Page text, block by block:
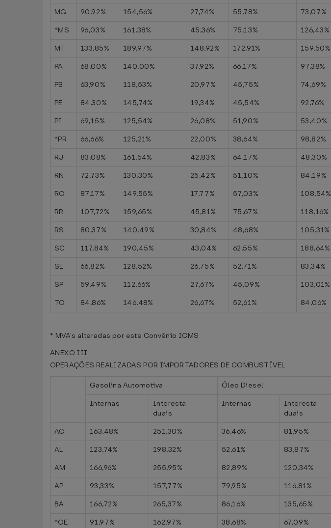
MG
90,92% 154,56% 27,74% 55,78% 73,07%
*MS
96,03% 161,38% 45,36% 75,13% 126,43%
MT
133,85% 189,97% 148,92% 172,91% 159,50%
PA
68,00% 140,00% 37,92% 66,17% 97,38%
PB
63,90% 118,53% 20,97% 45,75% 74,69%
PE
84,30% 145,74% 19,34% 45,54% 92,76%
PI
69,15% 125,54% 26,08% 51,90% 53,40%
*PR
66,66% 125,21% 22,00% 38,64% 98,82%
RJ
83,08% 161,54% 42,83% 64,17% 48,30%
RN
72,73% 130,30% 25,42% 51,10% 84,19%
RO
87,17% 149,55% 17,77% 57,03% 108,54%
RR
107,72% 159,65% 45,81% 75,67% 118,16%
RS
80,37% 140,49% 30,84% 48,68% 105,31%
SC
117,84% 190,45% 43,04% 62,55% 188,64%
SE
66,82% 128,52% 26,75% 52,71% 83,34%
SP
59,49% 112,66% 27,67% 45,09% 103,01%
TO
84,86% 146,48% 26,67% 52,61% 84,06%
* MVA's alteradas por este Convênio ICMS
ANEXO III
OPERAÇÕES REALIZADAS POR IMPORTADORES DE COMBUSTÍVEL
Gasolina Automotiva Óleo Diesel
Internas
Interesta
duais
Internas
Interesta
duais
AC
163,48% 251,30% 36,46% 81,95%
AL
123,74% 198,32% 52,61% 83,87%
AM
166,96% 255,95% 82,89% 120,34%
AP
93,33% 157,77% 79,95% 116,81%
BA
166,72% 265,37% 86,16% 135,65%
*CE
91,97% 162,97% 38,68% 67,09%